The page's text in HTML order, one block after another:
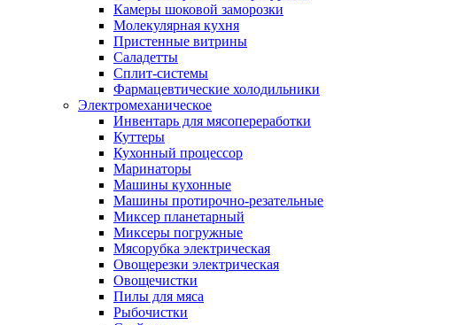
Камеры шоковой заморозки
Молекулярная кухня
Пристенные витрины
Саладетты
Сплит-системы
Фармацевтические холодильники
Электромеханическое
Инвентарь для мясопереработки
Куттеры
Кухонный процессор
Маринаторы
Машины кухонные
Машины протирочно-резательные
Миксер планетарный
Миксеры погружные
Мясорубка электрическая
Овощерезки электрическая
Овощечистки
Пилы для мяса
Рыбочистки